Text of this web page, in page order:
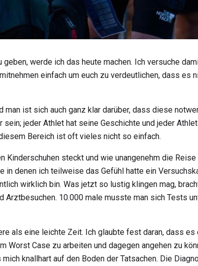
werde ich das heute machen. Ich versuche
einfach um euch zu verdeutlichen, dass es
ist sich auch ganz klar darüber, dass diese
jeder Athlet hat seine Geschichte und jeder
Bereich ist oft vieles nicht so einfach.
steckt und wie unangenehm die
denen ich teilweise das Gefühl hatte ein
wirklich bin. Was jetzt so lustig klingen mag,
10.000 male musste man sich Tests
als eine leichte Zeit. Ich glaubte fest daran, dass
Case zu arbeiten und dagegen angehen zu
knallhart auf den Boden der Tatsachen. Die